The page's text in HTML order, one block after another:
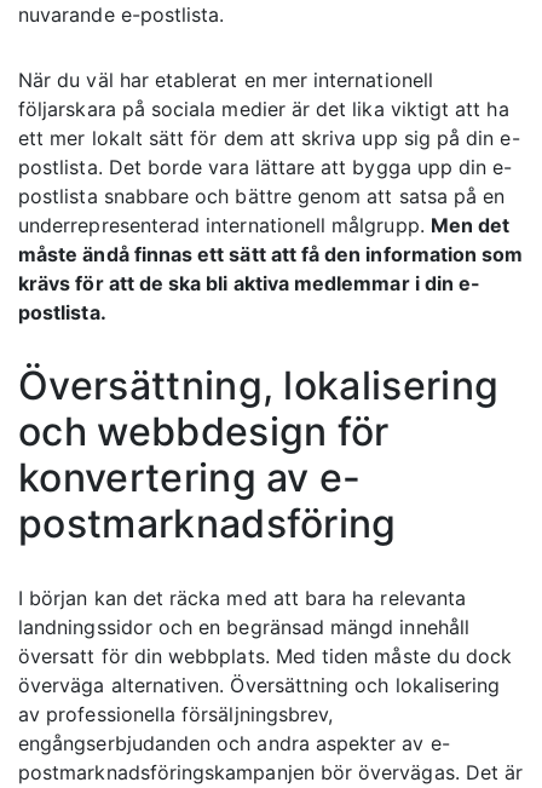
nuvarande e-postlista.
När du väl har etablerat en mer internationell
följarskara på sociala medier är det lika viktigt att ha
ett mer lokalt sätt för dem att skriva upp sig på din e-
postlista. Det borde vara lättare att bygga upp din e-
postlista snabbare och bättre genom att satsa på en
underrepresenterad internationell målgrupp. Men det
måste ändå finnas ett sätt att få den information som
krävs för att de ska bli aktiva medlemmar i din e-
postlista.
Översättning, lokalisering
och webbdesign för
konvertering av e-
postmarknadsföring
I början kan det räcka med att bara ha relevanta
landningssidor och en begränsad mängd innehåll
översatt för din webbplats. Med tiden måste du dock
överväga alternativen. Översättning och lokalisering
av professionella försäljningsbrev,
engångserbjudanden och andra aspekter av e-
postmarknadsföringskampanjen bör övervägas. Det är